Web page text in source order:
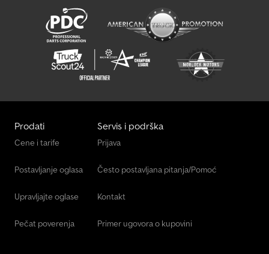
električni ventil za praznjenje otpadne vode, poklopac za šporet i
sudoperu, sto sa izvlačnim proširenjem i držačem za čaše.
Prihvatamo staro vozilo u zamenu, uključujući i putnička vozila,
kao i mogućnost finansiranja. Svake nedelje dan otvorenih vrata
od 11 do 16 časova. Zadržavamo pravo međuprodaje i promene
lokacije. Sve informacije su bez garancije. Isticanje cene nije
sastavni deo ugovora. Ako veliku važnost pridajete određenoj
Prodati
Cene i tarife
Postavljanje oglasa
Upravljajte oglase
Pečat poverenja
Servis i podrška
Prijava
Često postavljana pitanja/Pomoć
Kontakt
Primer ugovora o kupovini